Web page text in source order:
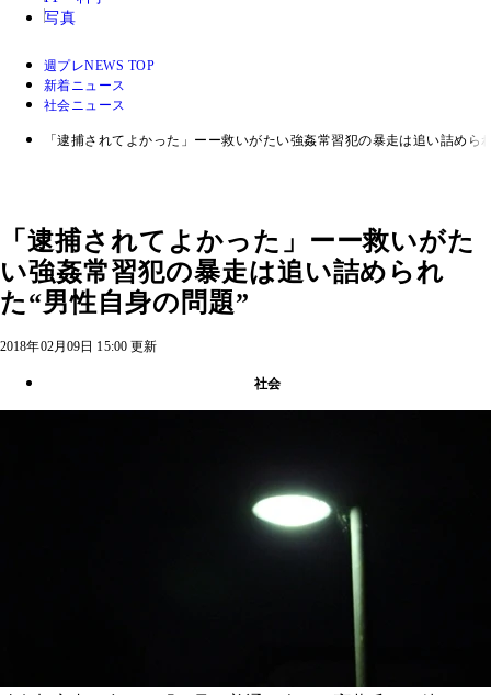
写真
週プレNEWS TOP
新着ニュース
社会ニュース
「逮捕されてよかった」ーー救いがたい強姦常習犯の暴走は追い詰めら
「逮捕されてよかった」ーー救いがた
い強姦常習犯の暴走は追い詰められ
た“男性自身の問題”
2018年02月09日 15:00 更新
社会